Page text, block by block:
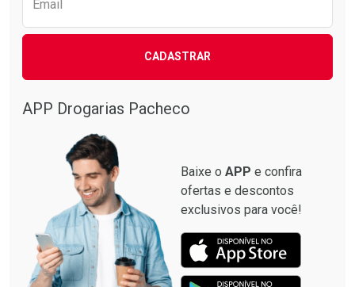
Email
CADASTRAR
APP Drogarias Pacheco
Baixe o APP e confira
ofertas e descontos
exclusivos para você!